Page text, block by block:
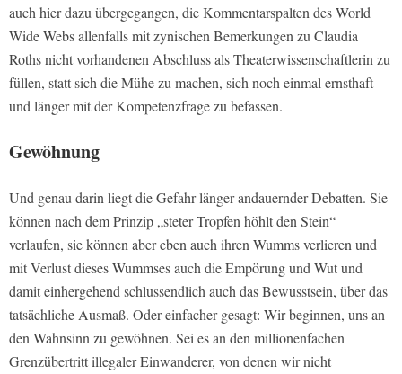
auch hier dazu übergegangen, die Kommentarspalten des World
Wide Webs allenfalls mit zynischen Bemerkungen zu Claudia
Roths nicht vorhandenen Abschluss als Theaterwissenschaftlerin zu
füllen, statt sich die Mühe zu machen, sich noch einmal ernsthaft
und länger mit der Kompetenzfrage zu befassen.
Gewöhnung
Und genau darin liegt die Gefahr länger andauernder Debatten. Sie
können nach dem Prinzip „steter Tropfen höhlt den Stein“
verlaufen, sie können aber eben auch ihren Wumms verlieren und
mit Verlust dieses Wummses auch die Empörung und Wut und
damit einhergehend schlussendlich auch das Bewusstsein, über das
tatsächliche Ausmaß. Oder einfacher gesagt: Wir beginnen, uns an
den Wahnsinn zu gewöhnen. Sei es an den millionenfachen
Grenzübertritt illegaler Einwanderer, von denen wir nicht